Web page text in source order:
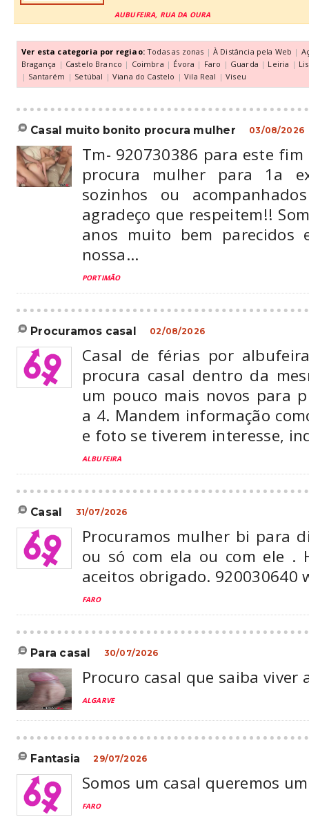
AUBUFEIRA, RUA DA OURA
Ver esta categoria por regiao: Todas as zonas | À Distância pela Web |
Bragança | Castelo Branco | Coimbra | Évora | Faro | Guarda | Leiria |
| Santarém | Setúbal | Viana do Castelo | Vila Real | Viseu
casal muito bonito procura mulher 03/08/2026
Tm- 920730386 para este fim
procura mulher para 1a
sozinhos ou
agradeço que respeitem!!
anos muito bem parecidos
nossa...
PORTIMÃO
procuramos casal 02/08/2026
Casal de férias por
procura casal dentro da
um pouco mais novos para
a 4. Mandem informação
e foto se tiverem interesse,
ALBUFEIRA
casal 31/07/2026
Procuramos mulher bi para
ou só com ela ou com ele .
aceitos obrigado. 920030640
FARO
para casal 30/07/2026
Procuro casal que saiba viver
ALGARVE
fantasia 29/07/2026
Somos um casal queremos
FARO